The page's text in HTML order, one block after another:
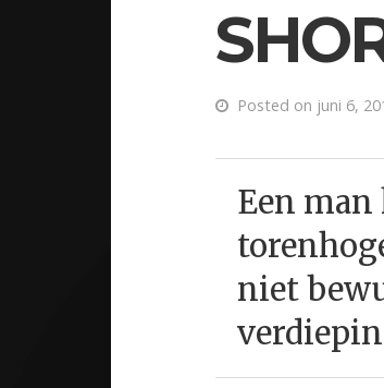
Posted on juni 6,
Een
niet